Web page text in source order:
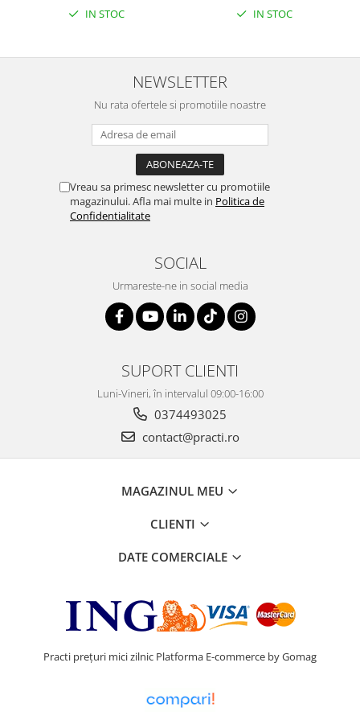
IN STOC IN STOC
NEWSLETTER
Nu rata ofertele si promotiile noastre
Vreau sa primesc newsletter cu promotiile
magazinului. Afla mai multe in Politica de
Confidentialitate
SOCIAL
Urmareste-ne in social media
SUPORT CLIENTI
Luni-Vineri, în intervalul 09:00-16:00
0374493025
contact@practi.ro
MAGAZINUL MEU
CLIENTI
DATE COMERCIALE
Practi prețuri mici zilnic Platforma E-commerce by Gomag